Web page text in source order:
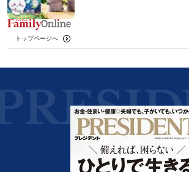
トップページへ